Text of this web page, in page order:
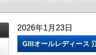
2026年1月23日
GIIIオールレディース